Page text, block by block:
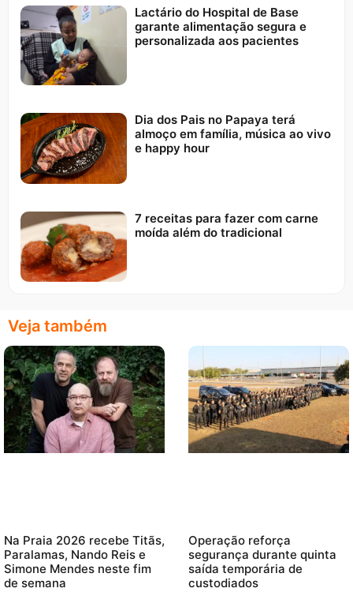
Lactário do Hospital de Base
garante alimentação segura e
personalizada aos pacientes
Dia dos Pais no Papaya terá
almoço em família, música ao vivo
e happy hour
7 receitas para fazer com carne
moída além do tradicional
Veja também
Na Praia 2026 recebe Titãs,
Paralamas, Nando Reis e
Simone Mendes neste fim
de semana
Operação reforça
segurança durante quinta
saída temporária de
custodiados